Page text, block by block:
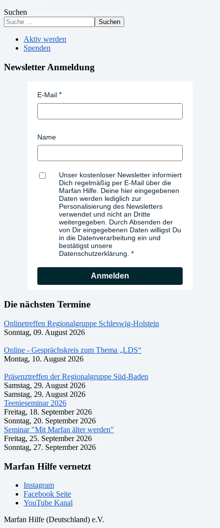
Suchen
Suchen
Aktiv werden
Spenden
Newsletter Anmeldung
E-Mail
Name
Unser kostenloser Newsletter informiert
Dich regelmäßig per E-Mail über die
Marfan Hilfe. Deine hier eingegebenen
Daten werden lediglich zur
Personalisierung des Newsletters
verwendet und nicht an Dritte
weitergegeben. Durch Absenden der
von Dir eingegebenen Daten willigst Du
in die Datenverarbeitung ein und
bestätigst unsere
Datenschutzerklärung.
Anmelden
Die nächsten Termine
Onlinetreffen Regionalgruppe Schleswig-Holstein
Sonntag, 09. August 2026
Online - Gesprächskreis zum Thema „LDS“
Montag, 10. August 2026
Präsenztreffen der Regionalgruppe Süd-Baden
Samstag, 29. August 2026
Samstag, 29. August 2026
Teenieseminar 2026
Freitag, 18. September 2026
Sonntag, 20. September 2026
Seminar "Mit Marfan älter werden"
Freitag, 25. September 2026
Sonntag, 27. September 2026
Marfan Hilfe vernetzt
Instagram
Facebook Seite
YouTube Kanal
Marfan Hilfe (Deutschland) e.V.